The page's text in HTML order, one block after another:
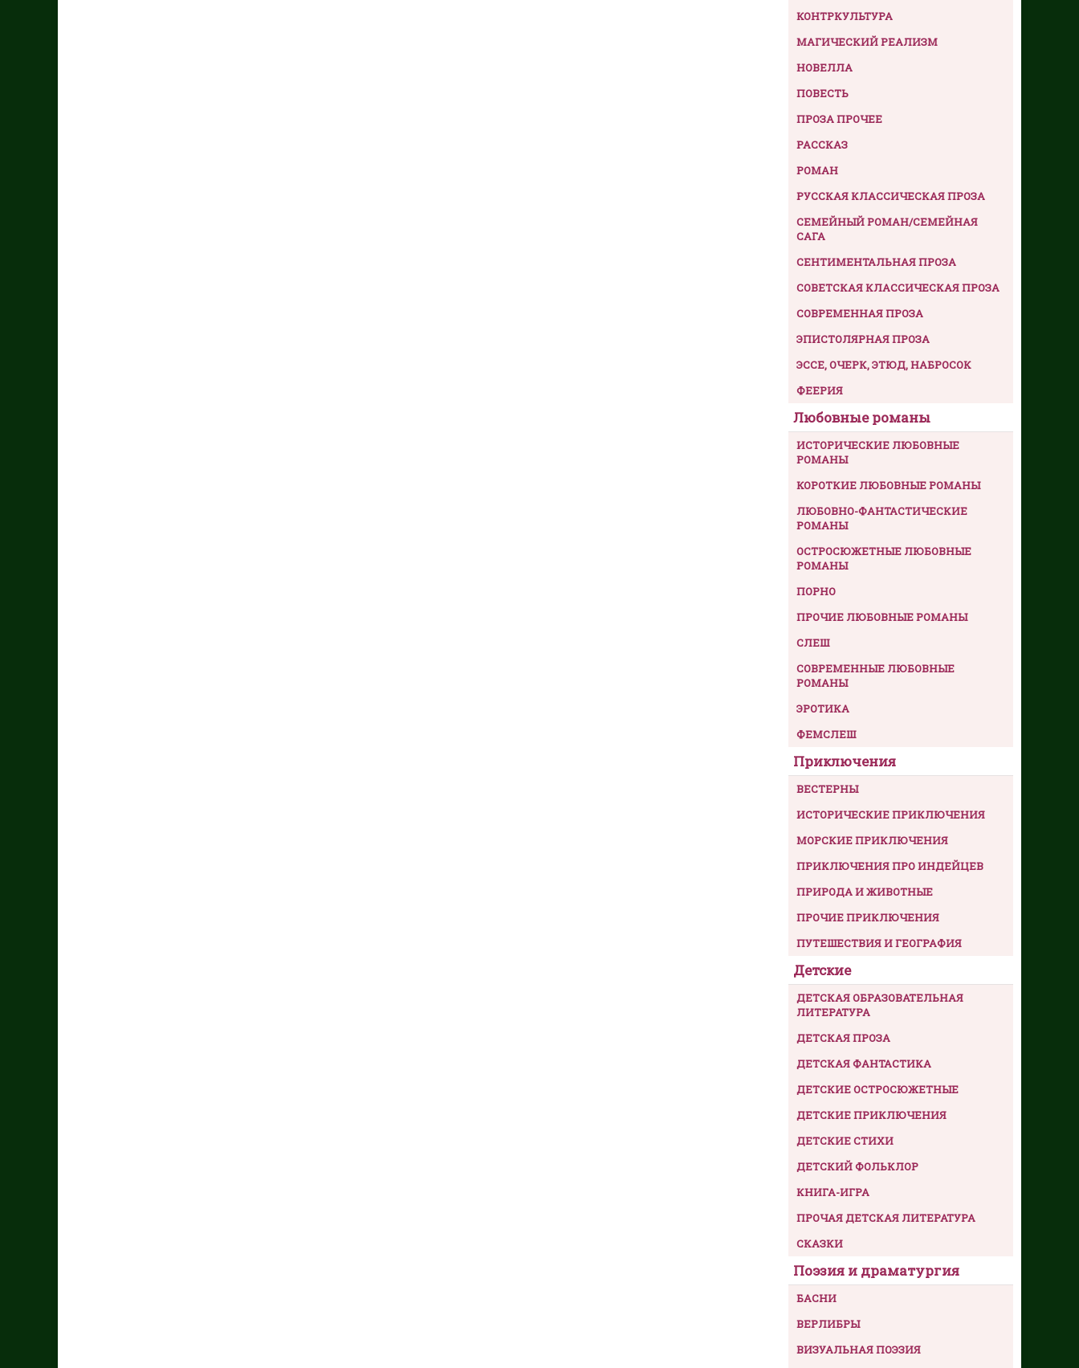
КОНТРКУЛЬТУРА
МАГИЧЕСКИЙ РЕАЛИЗМ
НОВЕЛЛА
ПОВЕСТЬ
ПРОЗА ПРОЧЕЕ
РАССКАЗ
РОМАН
РУССКАЯ КЛАССИЧЕСКАЯ ПРОЗА
СЕМЕЙНЫЙ РОМАН/СЕМЕЙНАЯ
САГА
СЕНТИМЕНТАЛЬНАЯ ПРОЗА
СОВЕТСКАЯ КЛАССИЧЕСКАЯ ПРОЗА
СОВРЕМЕННАЯ ПРОЗА
ЭПИСТОЛЯРНАЯ ПРОЗА
ЭССЕ, ОЧЕРК, ЭТЮД, НАБРОСОК
ФЕЕРИЯ
Любовные романы
ИСТОРИЧЕСКИЕ ЛЮБОВНЫЕ
РОМАНЫ
КОРОТКИЕ ЛЮБОВНЫЕ РОМАНЫ
ЛЮБОВНО-ФАНТАСТИЧЕСКИЕ
РОМАНЫ
ОСТРОСЮЖЕТНЫЕ ЛЮБОВНЫЕ
РОМАНЫ
ПОРНО
ПРОЧИЕ ЛЮБОВНЫЕ РОМАНЫ
СЛЕШ
СОВРЕМЕННЫЕ ЛЮБОВНЫЕ
РОМАНЫ
ЭРОТИКА
ФЕМСЛЕШ
Приключения
ВЕСТЕРНЫ
ИСТОРИЧЕСКИЕ ПРИКЛЮЧЕНИЯ
МОРСКИЕ ПРИКЛЮЧЕНИЯ
ПРИКЛЮЧЕНИЯ ПРО ИНДЕЙЦЕВ
ПРИРОДА И ЖИВОТНЫЕ
ПРОЧИЕ ПРИКЛЮЧЕНИЯ
ПУТЕШЕСТВИЯ И ГЕОГРАФИЯ
Детские
ДЕТСКАЯ ОБРАЗОВАТЕЛЬНАЯ
ЛИТЕРАТУРА
ДЕТСКАЯ ПРОЗА
ДЕТСКАЯ ФАНТАСТИКА
ДЕТСКИЕ ОСТРОСЮЖЕТНЫЕ
ДЕТСКИЕ ПРИКЛЮЧЕНИЯ
ДЕТСКИЕ СТИХИ
ДЕТСКИЙ ФОЛЬКЛОР
КНИГА-ИГРА
ПРОЧАЯ ДЕТСКАЯ ЛИТЕРАТУРА
СКАЗКИ
Поэзия и драматургия
БАСНИ
ВЕРЛИБРЫ
ВИЗУАЛЬНАЯ ПОЭЗИЯ